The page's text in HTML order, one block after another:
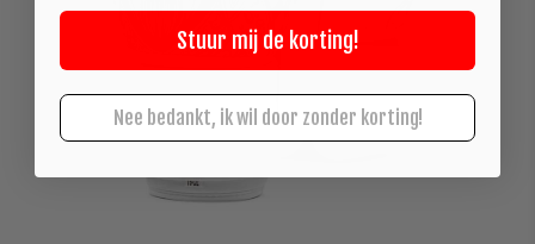
Stuur mij de korting!
Nee bedankt, ik wil door zonder korting!